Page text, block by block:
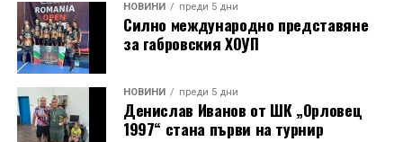
НОВИНИ преди 5 дни
Силно международно представяне
за габровския ХОУП
НОВИНИ преди 5 дни
Денислав Иванов от ШК „Орловец
1997“ стана първи на турнир